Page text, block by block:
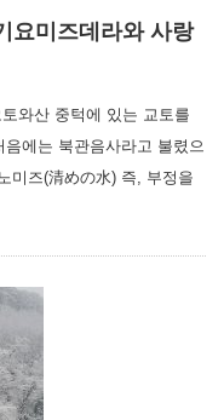
요미즈데라와 사랑
와산 중턱에 있는 교토를
에는 북관음사라고 불렸으
미즈(清めの水) 즉, 부정을